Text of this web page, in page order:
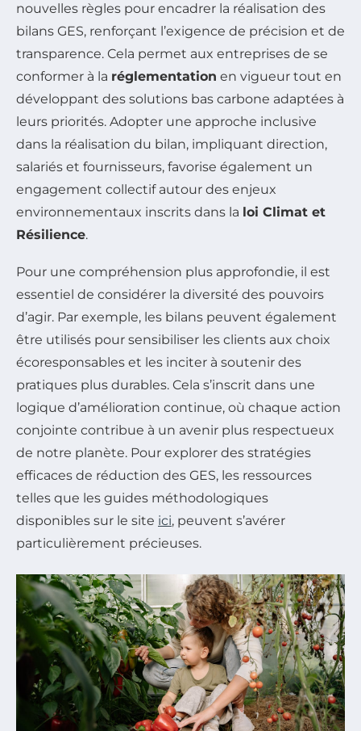
nouvelles règles pour encadrer la réalisation des
bilans GES, renforçant l’exigence de précision et de
transparence. Cela permet aux entreprises de se
conformer à la réglementation en vigueur tout en
développant des solutions bas carbone adaptées à
leurs priorités. Adopter une approche inclusive
dans la réalisation du bilan, impliquant direction,
salariés et fournisseurs, favorise également un
engagement collectif autour des enjeux
environnementaux inscrits dans la loi Climat et
Résilience.
Pour une compréhension plus approfondie, il est
essentiel de considérer la diversité des pouvoirs
d’agir. Par exemple, les bilans peuvent également
être utilisés pour sensibiliser les clients aux choix
écoresponsables et les inciter à soutenir des
pratiques plus durables. Cela s’inscrit dans une
logique d’amélioration continue, où chaque action
conjointe contribue à un avenir plus respectueux
de notre planète. Pour explorer des stratégies
efficaces de réduction des GES, les ressources
telles que les guides méthodologiques
disponibles sur le site ici, peuvent s’avérer
particulièrement précieuses.